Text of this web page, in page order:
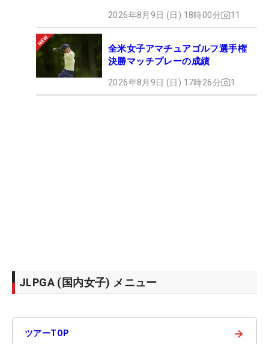
2026年8月9日 (日) 18時00分 11
全米女子アマチュアゴルフ選手権
決勝マッチプレーの成績
2026年8月9日 (日) 17時26分 1
JLPGA (国内女子) メニュー
ツアーTOP →